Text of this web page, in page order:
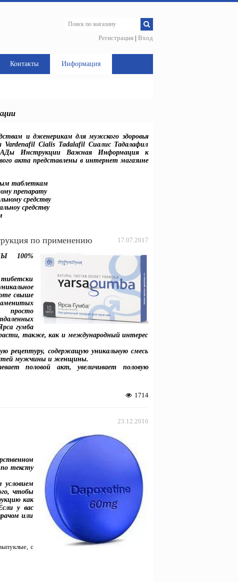
Контакты Информация
Регистрация| Вход
и дженерикам для мужского здоровья
Cialis Tadalafil Сиалис Тадалафил
Инструкции Важная Информация к
акта представлены в интернет магазине
таблеткам
препарату
средству
средству
17.07.2017
по применению
100%
тибетски
свыше
просто
гумба
также, как и международный интерес
рецептуру, содержащую уникальную смесь
мужчины и женщины.
половой акт, увеличивает половую
1714
23.12.2016
тексту
чтобы
как
у вас
или
с